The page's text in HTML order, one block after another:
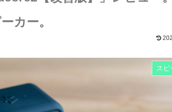
カー。
スピ